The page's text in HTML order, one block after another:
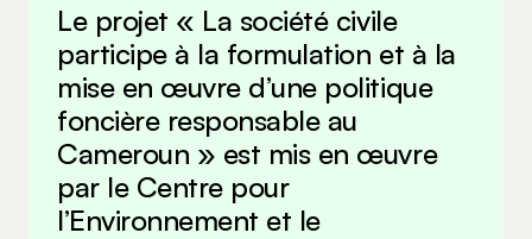
Le projet « La société civile
participe à la formulation et à la
mise en œuvre d’une politique
foncière responsable au
Cameroun » est mis en œuvre
par le Centre pour
l’Environnement et le